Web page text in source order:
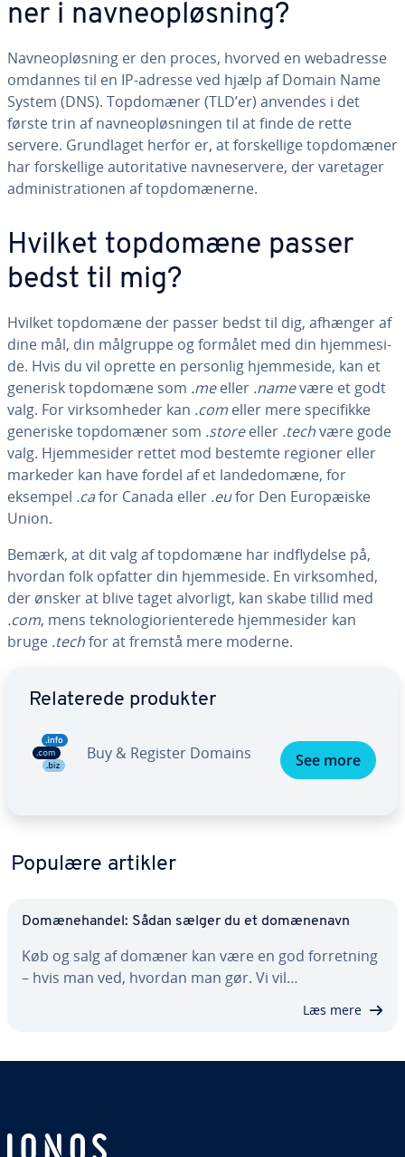
ner i nav­ne­op­løs­ning?
Nav­ne­op­løs­ning er den proces, hvorved en we­badres­se
omdannes til en IP-adresse ved hjælp af Domain Name
System (DNS). Top­do­mæ­ner (TLD’er) anvendes i det
første trin af nav­ne­op­løs­nin­gen til at finde de rette
servere. Grund­la­get herfor er, at for­skel­li­ge top­do­mæ­ner
har for­skel­li­ge au­to­ri­ta­ti­ve nav­ne­ser­ve­re, der varetager
ad­mi­ni­stra­tio­nen af top­do­mæ­ner­ne.
Hvilket topdomæne passer
bedst til mig?
Hvilket topdomæne der passer bedst til dig, afhænger af
dine mål, din målgruppe og formålet med din hjem­mesi­
de. Hvis du vil oprette en personlig hjem­mesi­de, kan et
generisk topdomæne som .meeller .namevære et godt
valg. For virk­som­he­der kan .com eller mere spe­ci­fik­ke
generiske top­do­mæ­ner som .storeeller .techvære gode
valg. Hjem­mesi­der rettet mod bestemte regioner eller
markeder kan have fordel af et lan­de­do­mæ­ne, for
eksempel .cafor Canada eller .eufor Den Eu­ro­pæ­i­ske
Union.
Bemærk, at dit valg af topdomæne har ind­fly­del­se på,
hvordan folk opfatter din hjem­mesi­de. En virk­som­hed,
der ønsker at blive taget alvorligt, kan skabe tillid med
.com, mens tek­no­lo­gi­o­ri­en­te­re­de hjem­mesi­der kan
bruge .techfor at fremstå mere moderne.
Re­la­te­re­de produkter
Buy & Register Domains See more
Populære artikler
Do­mæ­ne­han­del: Sådan sælger du et do­mæ­ne­navn
Køb og salg af domæner kan være en god for­ret­ning
– hvis man ved, hvordan man gør. Vi vil…
Læs mere